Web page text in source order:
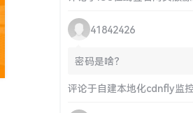
41842426
密码是啥？
评论于自建本地化cdnfly监